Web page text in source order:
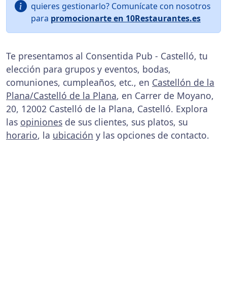
quieres gestionarlo? Comunícate con nosotros
para promocionarte en 10Restaurantes.es
Te presentamos al Consentida Pub - Castelló, tu
elección para grupos y eventos, bodas,
comuniones, cumpleaños, etc., en Castellón de la
Plana/Castelló de la Plana, en Carrer de Moyano,
20, 12002 Castelló de la Plana, Castelló. Explora
las opiniones de sus clientes, sus platos, su
horario, la ubicación y las opciones de contacto.